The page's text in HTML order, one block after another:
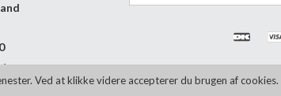
Ved at klikke videre accepterer du brugen af cookies.